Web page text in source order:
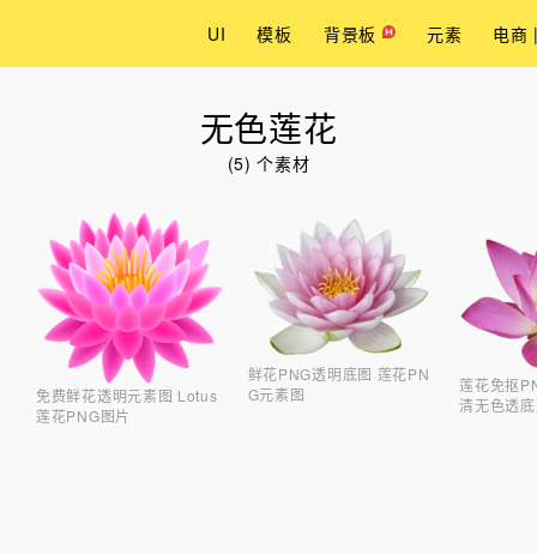
UI 模板 背景板 元素 电商
无色莲花
(5) 个素材
免费鲜花透明元素图 Lotus
莲花PNG图片
鲜花PNG透明底图 莲花PN
G元素图
莲花免抠
清无色透